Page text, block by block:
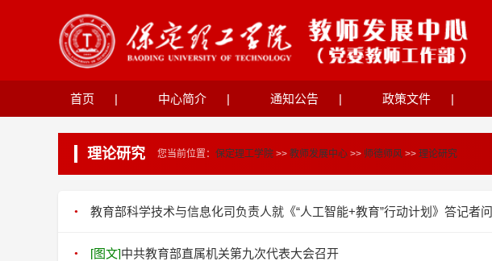
首页 | 中心简介 | 通知公告 | 政策文件 |
理论研究 您当前位置： 保定理工学院 >> 教师发展中心 >> 师德师风 >> 理论研究
教育部科学技术与信息化司负责人就《“人工智能+教育”行动计划》答记者问
[图文]中共教育部直属机关第九次代表大会召开